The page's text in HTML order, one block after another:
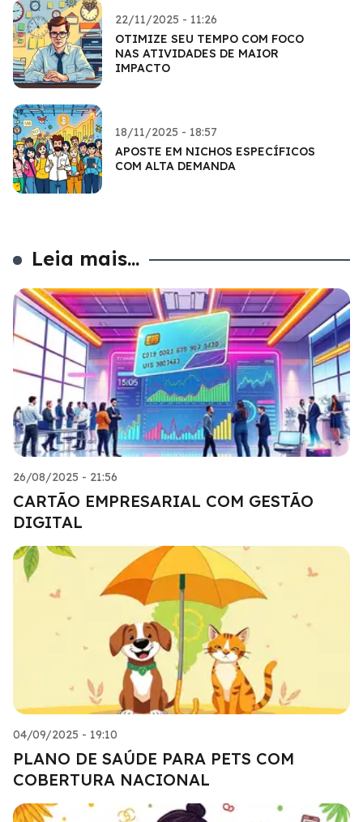
22/11/2025 - 11:26
OTIMIZE SEU TEMPO COM FOCO
NAS ATIVIDADES DE MAIOR
IMPACTO
18/11/2025 - 18:57
APOSTE EM NICHOS ESPECÍFICOS
COM ALTA DEMANDA
Leia mais...
26/08/2025 - 21:56
CARTÃO EMPRESARIAL COM GESTÃO
DIGITAL
04/09/2025 - 19:10
PLANO DE SAÚDE PARA PETS COM
COBERTURA NACIONAL